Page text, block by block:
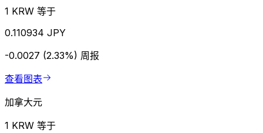
1 KRW 等于
0.110934 JPY
-0.0027 (2.33%) 周报
查看图表
加拿大元
1 KRW 等于